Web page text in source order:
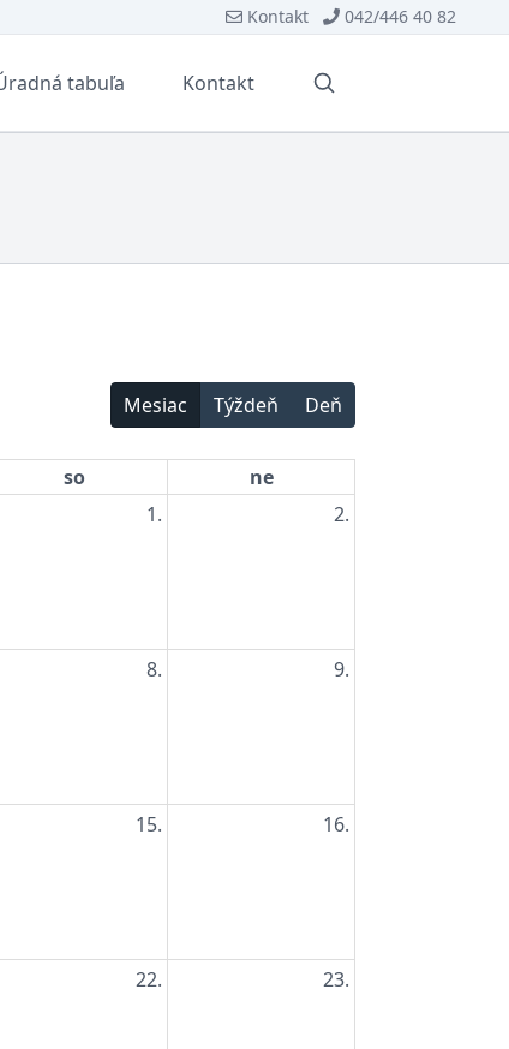
Kontakt 042/446 40 82
tabuľa Kontakt Vyhľadávanie
Mesiac Týždeň Deň
so
ne
1. 2.
8. 9.
15. 16.
22. 23.